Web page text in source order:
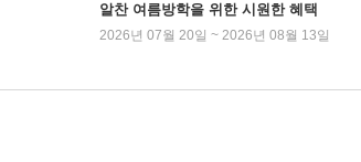
알찬 여름방학을 위한 시원한 혜택
2026년 07월 20일 ~ 2026년 08월 13일